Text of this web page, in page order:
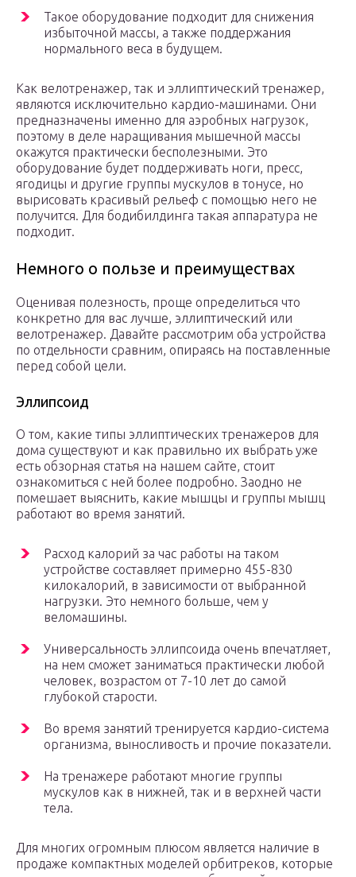
Такое оборудование подходит для снижения
избыточной массы, а также поддержания
нормального веса в будущем.
Как велотренажер, так и эллиптический тренажер,
являются исключительно кардио-машинами. Они
предназначены именно для аэробных нагрузок,
поэтому в деле наращивания мышечной массы
окажутся практически бесполезными. Это
оборудование будет поддерживать ноги, пресс,
ягодицы и другие группы мускулов в тонусе, но
вырисовать красивый рельеф с помощью него не
получится. Для бодибилдинга такая аппаратура не
подходит.
Немного о пользе и преимуществах
Оценивая полезность, проще определиться что
конкретно для вас лучше, эллиптический или
велотренажер. Давайте рассмотрим оба устройства
по отдельности сравним, опираясь на поставленные
перед собой цели.
Эллипсоид
О том, какие типы эллиптических тренажеров для
дома существуют и как правильно их выбрать уже
есть обзорная статья на нашем сайте, стоит
ознакомиться с ней более подробно. Заодно не
помешает выяснить, какие мышцы и группы мышц
работают во время занятий.
Расход калорий за час работы на таком
устройстве составляет примерно 455-830
килокалорий, в зависимости от выбранной
нагрузки. Это немного больше, чем у
веломашины.
Универсальность эллипсоида очень впечатляет,
на нем сможет заниматься практически любой
человек, возрастом от 7-10 лет до самой
глубокой старости.
Во время занятий тренируется кардио-система
организма, выносливость и прочие показатели.
На тренажере работают многие группы
мускулов как в нижней, так и в верхней части
тела.
Для многих огромным плюсом является наличие в
продаже компактных моделей орбитреков, которые